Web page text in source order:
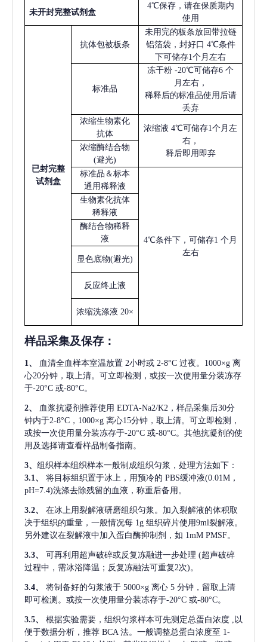
未开封完整试剂盒
4℃保存，请在保质期内
使用
已封完整
试剂盒
抗体包被板条
未用完的板条放回带拉链
铝箔袋，封好口 4℃条件
下可储存1个月左右
标准品
冻干粉 -20℃可储存6 个
月左右，
稀释后的标准品使用后请
丢弃
浓缩生物素化
抗体
浓缩液 4℃可储存1个月左
右，
释后即用即弃
浓缩酶结合物
(避光)
标准品＆标本
通用稀释液
4℃条件下，可储存1 个月
左右
生物素化抗体
稀释液
酶结合物稀释
液
显色底物(避光)
反应终止液
浓缩洗涤液 20×
样品采集及保存 ：
1、 血清全血样本室温放置 2小时或 2-8°C 过夜。1000×g 离
心20分钟，取上清。可立即检测，或按一次使用量分装冻存
于-20°C 或-80°C。
2、 血浆抗凝剂推荐使用 EDTA-Na2/K2，样品采集后30分
钟内于2-8°C，1000×g 离心15分钟，取上清。可立即检测，
或按一次使用量分装冻存于-20°C 或-80°C。其他抗凝剂的使
用及选择请查看样品制备指南。
3、 组织样本组织样本一般制成组织匀浆，处理方法如下：
3.1、
将目标组织置于冰上，用预冷的 PBS缓冲液(0.01M，
pH=7.4)洗涤去除残留的血液，称重后备用。
3.2、
在冰上用裂解液研磨组织匀浆。加入裂解液的体积取
决于组织的重量，一般情况每 1g 组织碎片使用9ml裂解液。
另外建议在裂解液中加入蛋白酶抑制剂，如 1mM PMSF。
3.3、 可再利用超声破碎或反复冻融进一步处理 (超声破碎
过程中，需冰浴降温；反复冻融法可重复2次)。
3.4、 将制备好的匀浆液于 5000×g 离心 5 分钟，留取上清
即可检测。或按一次使用量分装冻存于-20°C 或-80°C。
3.5、 根据实验需要，组织匀浆样本可先测定总蛋白浓度
,以
便于数据分析，推荐 BCA 法。一般调整总蛋白浓度至 1-